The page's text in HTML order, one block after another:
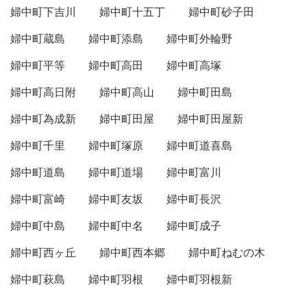
婦中町下吉川
婦中町十五丁
婦中町砂子田
婦中町蔵島
婦中町添島
婦中町外輪野
婦中町平等
婦中町高田
婦中町高塚
婦中町高日附
婦中町高山
婦中町田島
婦中町為成新
婦中町田屋
婦中町田屋新
婦中町千里
婦中町塚原
婦中町道喜島
婦中町道島
婦中町道場
婦中町富川
婦中町富崎
婦中町友坂
婦中町長沢
婦中町中島
婦中町中名
婦中町成子
婦中町西ヶ丘
婦中町西本郷
婦中町ねむの木
婦中町萩島
婦中町羽根
婦中町羽根新